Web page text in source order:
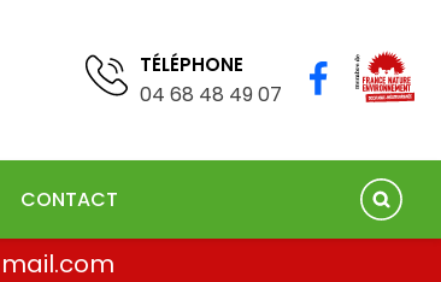
TÉLÉPHONE
04 68 48 49 07
04 68 41 75 78
CONTACT